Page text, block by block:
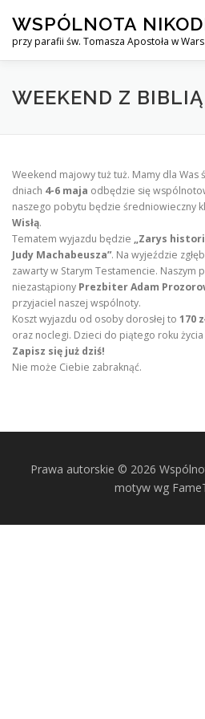
treści
WSPÓLNOTA
przy parafii św. Tomasza Apostoła w
O NAS WYJAZDY KURS
WEEKEND Z
Weekend majowy tuż tuż. Mamy dla
dniach 4-6 maja odbędzie się
naszego pobytu będzie średniowieczny
Wisłą.
Tematem wyjazdu będzie „Zarys
Judy Machabeusza”. Na wyjeździe
zawarty w Starym Testamencie. Naszym
niezastąpiony Prezbiter Adam
przyjaciel naszej wspólnoty.
Koszt wyjazdu od osoby dorosłej to 170
oraz noclegi. Dzieci do piątego roku życia
Zapisz się już dziś!
Nie może Ciebie zabraknąć.
Prawa autorskie © 2026
motyw wg